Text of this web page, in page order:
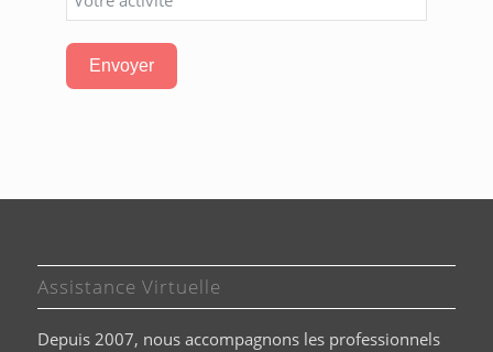
Envoyer
Assistance Virtuelle
Depuis 2007, nous accompagnons les professionnels